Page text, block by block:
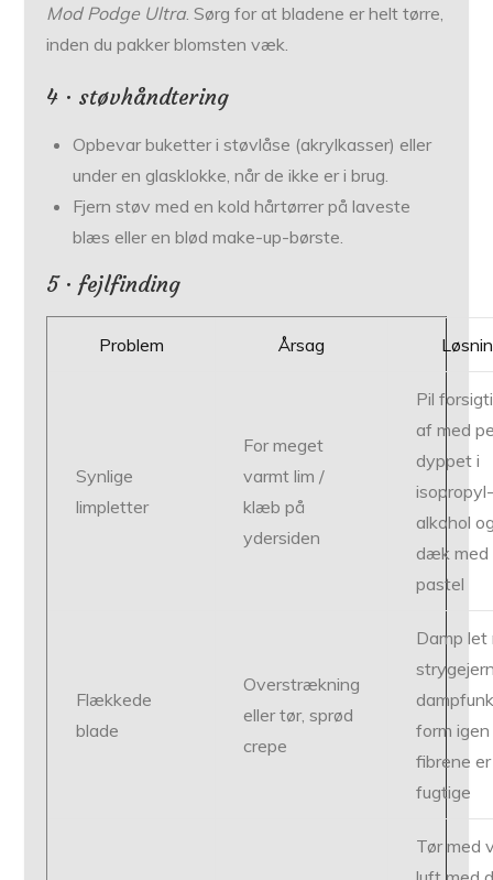
Mod Podge Ultra. Sørg for at bladene er helt tørre,
inden du pakker blomsten væk.
4 · støvhåndtering
Opbevar buketter i støvlåse (akryl­kasser) eller
under en glas­klokke, når de ikke er i brug.
Fjern støv med en kold hårtørrer på laveste
blæs eller en blød make-up-børste.
5 · fejlfinding
Problem Årsag
Synlige
limpletter
For meget
varmt lim /
klæb på
ydersiden
Pil
af med
dyppet i
alkohol
dæk med
pastel
Flækkede
blade
Overstrækning
eller tør, sprød
crepe
Damp let
form
fibrene er
fugtige
Tør med